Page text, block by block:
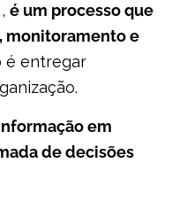
é um processo que
monitoramento e
é entregar
em
de decisões